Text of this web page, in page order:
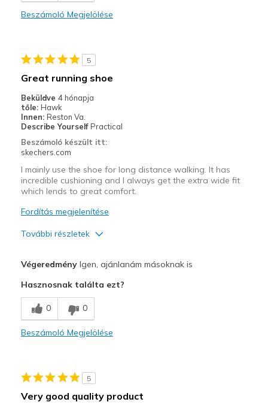
Wear Out Quickly
Sizing
Feels true to size
View On Shoes
Shoes are for Wearing
Beszámoló Megjelölése
5
Great running shoe
Beküldve 4 hónapja
tőle: Hawk
Innen: Reston Va.
Describe Yourself Practical
Beszámoló készült itt:
skechers.com
I mainly use the shoe for long distance walking. It has
incredible cushioning and I always get the extra wide fit
which lends to great comfort.
Fordítás megjelenítése
További részletek
Comfortable
Stylish
Running and/or walking
VégeredményIgen, ajánlanám másoknak is
Hasznosnak találta ezt?
0 0
Beszámoló Megjelölése
5
Very good quality product